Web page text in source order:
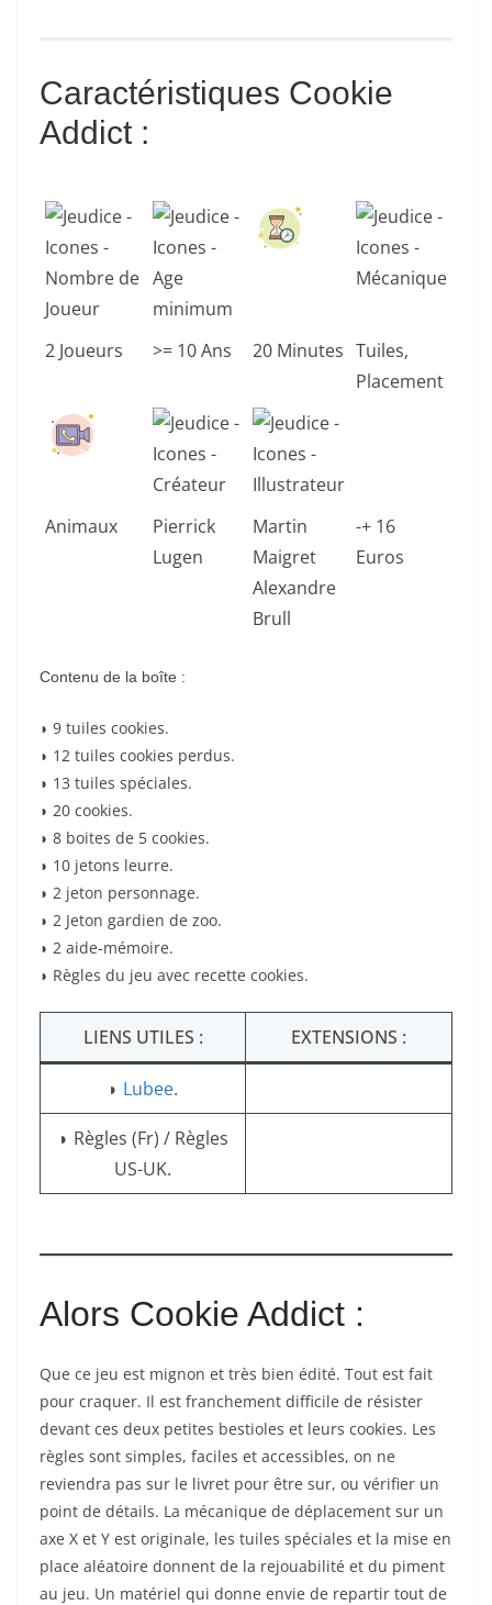
Caractéristiques Cookie
Addict :
2 Joueurs >= 10 Ans 20 Minutes Tuiles,
Placement
Animaux
Pierrick
Lugen
Martin
Maigret
Alexandre
Brull
-+ 16
Euros
Contenu de la boîte :
◗ 9 tuiles cookies.
◗ 12 tuiles cookies perdus.
◗ 13 tuiles spéciales.
◗ 20 cookies.
◗ 8 boites de 5 cookies.
◗ 10 jetons leurre.
◗ 2 jeton personnage.
◗ 2 Jeton gardien de zoo.
◗ 2 aide-mémoire.
◗ Règles du jeu avec recette cookies.
LIENS UTILES : EXTENSIONS :
◗ Lubee.
◗ Règles (Fr) / Règles
US-UK.
Alors Cookie Addict :
Que ce jeu est mignon et très bien édité. Tout est fait
pour craquer. Il est franchement difficile de résister
devant ces deux petites bestioles et leurs cookies. Les
règles sont simples, faciles et accessibles, on ne
reviendra pas sur le livret pour être sur, ou vérifier un
point de détails. La mécanique de déplacement sur un
axe X et Y est originale, les tuiles spéciales et la mise en
place aléatoire donnent de la rejouabilité et du piment
au jeu. Un matériel qui donne envie de repartir tout de